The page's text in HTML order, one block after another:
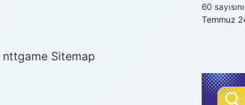
nttgame Sitemap
60
Temmuz